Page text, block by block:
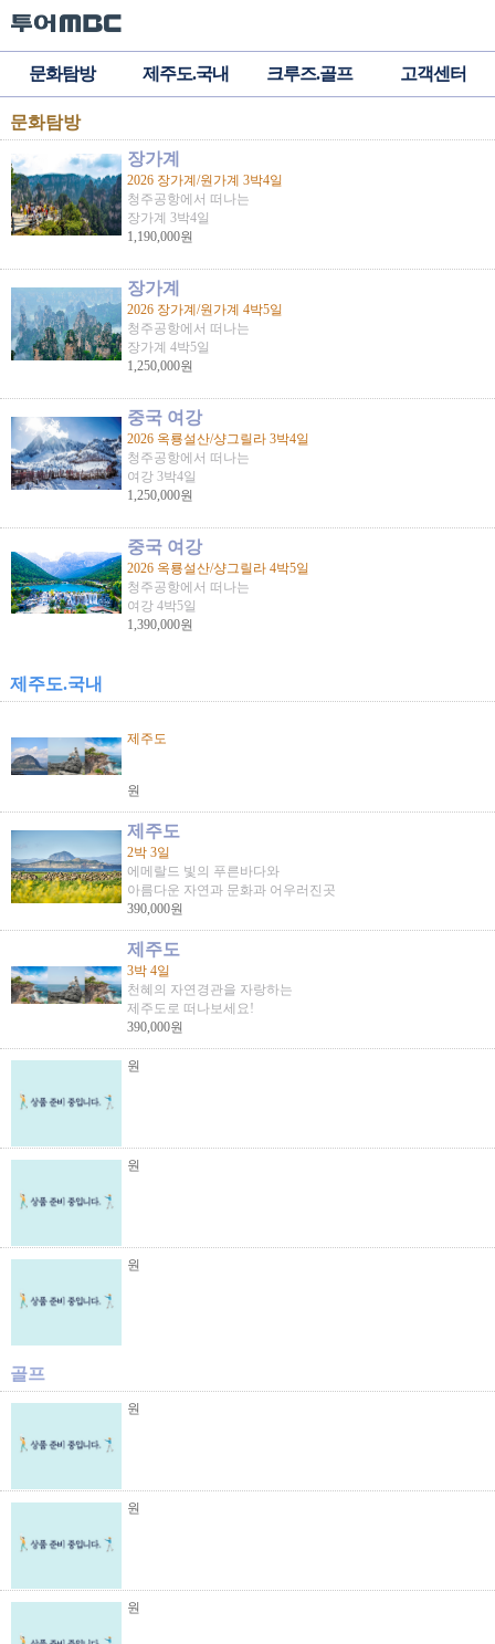
문화탐방 제주도.국내 크루즈.골프 고객센터
문화탐방
장가계
2026 장가계/원가계 3박4일
청주공항에서 떠나는
장가계 3박4일
1,190,000원
장가계
2026 장가계/원가계 4박5일
청주공항에서 떠나는
장가계 4박5일
1,250,000원
중국 여강
2026 옥룡설산/샹그릴라 3박4일
청주공항에서 떠나는
여강 3박4일
1,250,000원
중국 여강
2026 옥룡설산/샹그릴라 4박5일
청주공항에서 떠나는
여강 4박5일
1,390,000원
제주도.국내
제주도
원
제주도
2박 3일
에메랄드 빛의 푸른바다와
아름다운 자연과 문화과 어우러진곳
390,000원
제주도
3박 4일
천혜의 자연경관을 자랑하는
제주도로 떠나보세요!
390,000원
원
원
원
골프
원
원
원